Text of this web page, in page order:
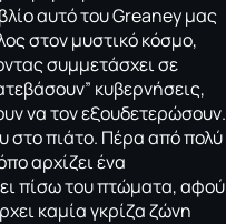
αυτό του Greaney μας
στον μυστικό κόσμο,
συμμετάσχει σε
κυβερνήσεις,
να τον εξουδετερώσουν.
στο πιάτο. Πέρα από πολύ
αρχίζει ένα
πίσω του πτώματα, αφού
καμία γκρίζα ζώνη